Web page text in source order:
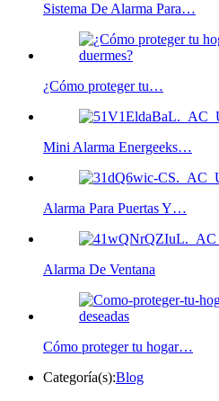
Sistema De Alarma Para…
¿Cómo proteger tu…
Mini Alarma Energeeks…
Alarma Para Puertas Y…
Alarma De Ventana
Cómo proteger tu hogar…
Categoría(s):Blog